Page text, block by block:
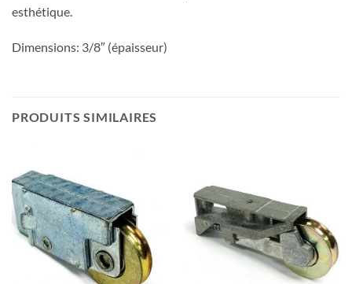
esthétique.
Dimensions: 3/8″ (épaisseur)
PRODUITS SIMILAIRES